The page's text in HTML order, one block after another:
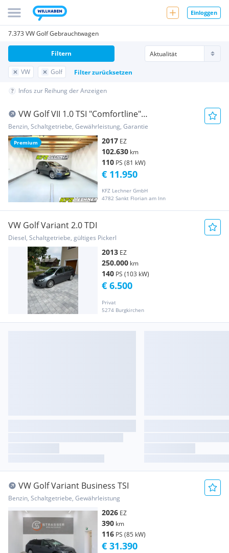
Einloggen
7.373 VW Golf Gebrauchtwagen
VW Golf Filter zurücksetzen
Filtern
Infos zur Reihung der Anzeigen
Premium
VW Golf VII 1.0 TSI "Comfortline"
SITZH*PDC*FREISP...
Benzin, Schaltgetriebe, Gewährleistung, Garantie
2017 EZ
102.630 km
110 PS (81 kW)
KFZ Lechner GmbH
4782 Sankt Florian am Inn
€ 11.950
VW Golf Variant 2.0 TDI
Diesel, Schaltgetriebe, gültiges Pickerl
2013 EZ
250.000 km
140 PS (103 kW)
Privat
5274 Burgkirchen
€ 6.500
VW Golf Variant Business TSI
Benzin, Schaltgetriebe, Gewährleistung
2026 EZ
390 km
116 PS (85 kW)
€ 31.390